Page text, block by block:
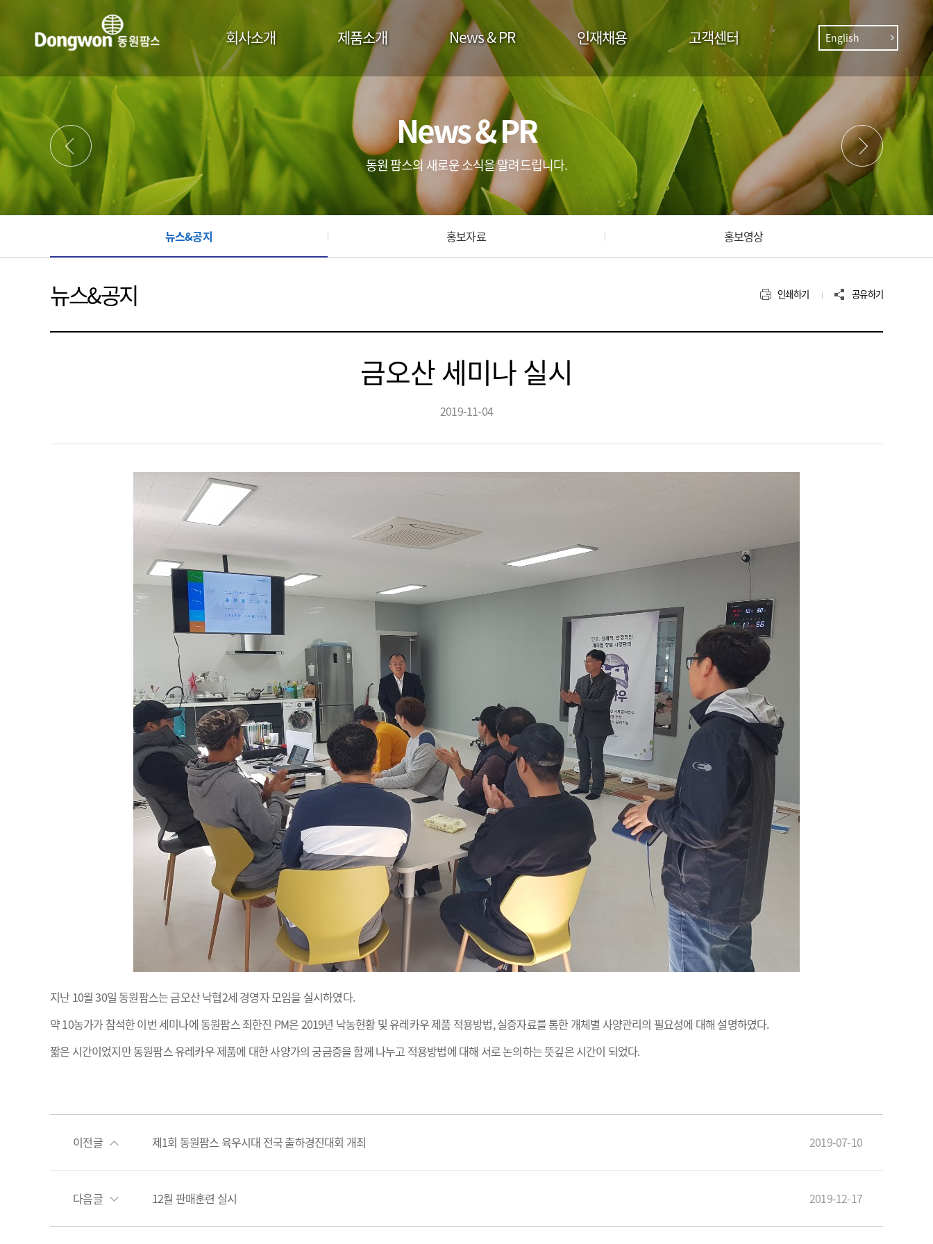
뉴
회사소개 제품소개 News & PR 인재채용 고객센터 English
News & PR
동원 팜스의 새로운 소식을 알려드립니다.
뉴스&공지 홍보자료 홍보영상
인쇄하기 공유하기
뉴스&공지
금오산 세미나 실시
2019-11-04
지난 10월 30일 동원팜스는 금오산 낙협2세 경영자 모임을 실시하였다.
약 10농가가 참석한 이번 세미나에 동원팜스 최한진 PM은 2019년 낙농현황 및 유레카우 제품 적용방법, 실증자료를 통한 개체별 사양관리의 필요성에 대해 설명하였다.
짧은 시간이었지만 동원팜스 유레카우 제품에 대한 사양가의 궁금증을 함께 나누고 적용방법에 대해 서로 논의하는 뜻깊은 시간이 되었다.
이전글 제1회 동원팜스 육우시대 전국 출하경진대회 개최 2019-07-10
다음글 12월 판매훈련 실시 2019-12-17